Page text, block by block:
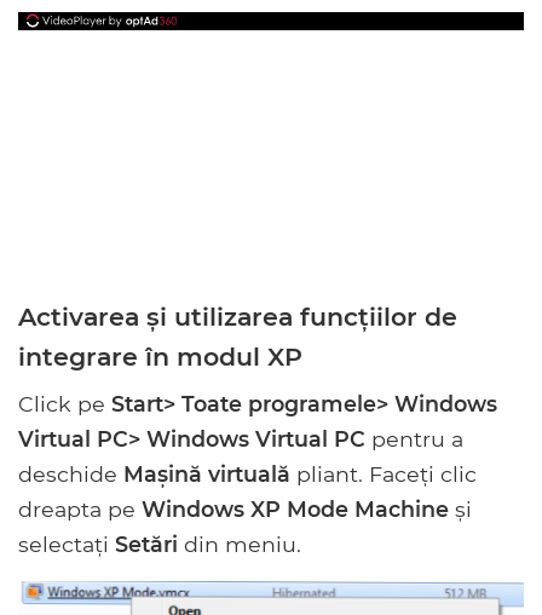
Activarea și utilizarea funcțiilor de
integrare în modul XP
Click pe Start> Toate programele> Windows
Virtual PC> Windows Virtual PC pentru a
deschide Mașină virtuală pliant. Faceți clic
dreapta pe Windows XP Mode Machine și
selectați Setări din meniu.